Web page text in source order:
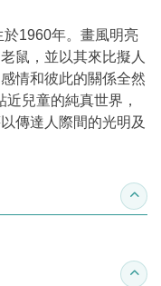
於1960年。畫風明亮
鼠，並以其來比擬人
情和彼此的關係全然
兒童的純真世界，
傳達人際間的光明及
收合
收合